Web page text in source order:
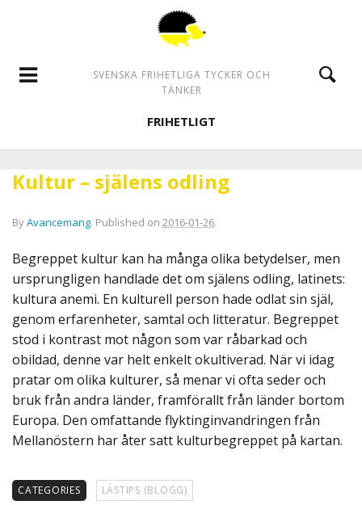
SVENSKA FRIHETLIGA TYCKER OCH
TÄNKER
FRIHETLIGT
Kultur – själens odling
ByAvancemang. Published on 2016-01-26.
Begreppet kultur kan ha många olika betydelser, men
ursprungligen handlade det om själens odling, latinets:
kultura anemi. En kulturell person hade odlat sin själ,
genom erfarenheter, samtal och litteratur. Begreppet
stod i kontrast mot någon som var råbarkad och
obildad, denne var helt enkelt okultiverad. När vi idag
pratar om olika kulturer, så menar vi ofta seder och
bruk från andra länder, framförallt från länder bortom
Europa. Den omfattande flyktinginvandringen från
Mellanöstern har åter satt kulturbegreppet på kartan.
CATEGORIES LÄSTIPS (BLOGG)